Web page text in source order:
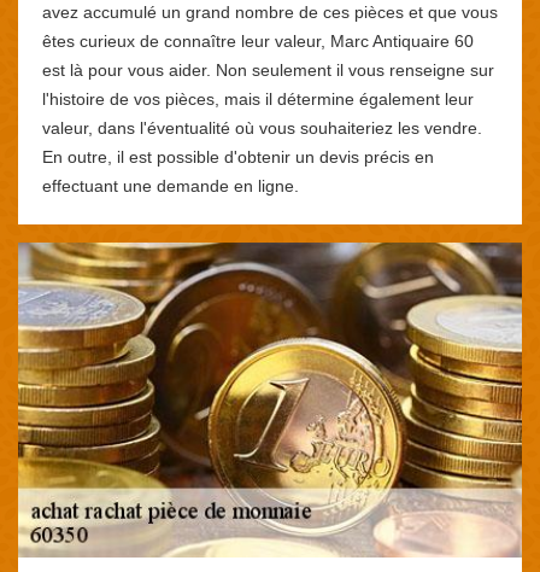
avez accumulé un grand nombre de ces pièces et que vous
êtes curieux de connaître leur valeur, Marc Antiquaire 60
est là pour vous aider. Non seulement il vous renseigne sur
l'histoire de vos pièces, mais il détermine également leur
valeur, dans l'éventualité où vous souhaiteriez les vendre.
En outre, il est possible d'obtenir un devis précis en
effectuant une demande en ligne.